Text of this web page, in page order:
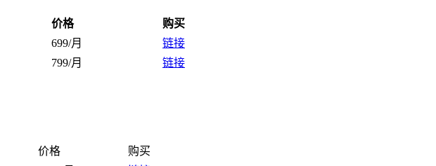
价格
购买
699/月
链接
799/月 链接
价格
购买